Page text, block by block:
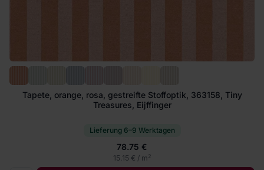
Tapete, orange, rosa, gestreifte Stoffoptik, 363158, Tiny
Treasures, Eijffinger
Lieferung 6–9 Werktagen
78.75 €
15.15 € / m2